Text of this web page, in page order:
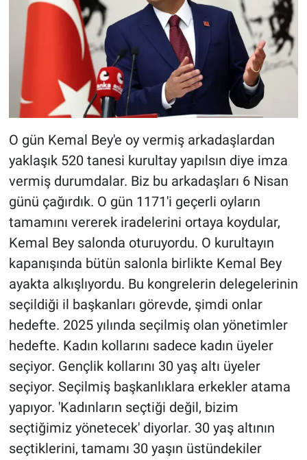
O gün Kemal Bey'e oy vermiş arkadaşlardan
yaklaşık 520 tanesi kurultay yapılsın diye imza
vermiş durumdalar. Biz bu arkadaşları 6 Nisan
günü çağırdık. O gün 1171'i geçerli oyların
tamamını vererek iradelerini ortaya koydular,
Kemal Bey salonda oturuyordu. O kurultayın
kapanışında bütün salonla birlikte Kemal Bey
ayakta alkışlıyordu. Bu kongrelerin delegelerinin
seçildiği il başkanları görevde, şimdi onlar
hedefte. 2025 yılında seçilmiş olan yönetimler
hedefte. Kadın kollarını sadece kadın üyeler
seçiyor. Gençlik kollarını 30 yaş altı üyeler
seçiyor. Seçilmiş başkanlıklara erkekler atama
yapıyor. 'Kadınların seçtiği değil, bizim
seçtiğimiz yönetecek' diyorlar. 30 yaş altının
seçtiklerini, tamamı 30 yaşın üstündekiler